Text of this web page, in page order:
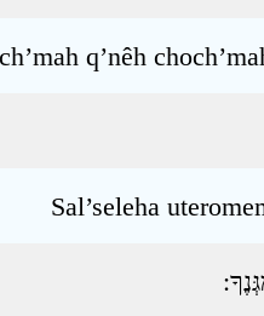
q’nêh
Sal’seleha
׃